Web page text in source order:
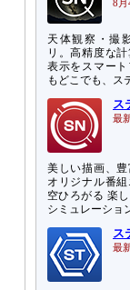
8月
天体観察・撮
リ。高精度な
表示をスマー
もどこでも、ス
ス
最
美しい描画、豊
オリジナル番
空ひろがる 楽
シミュレーショ
ス
最